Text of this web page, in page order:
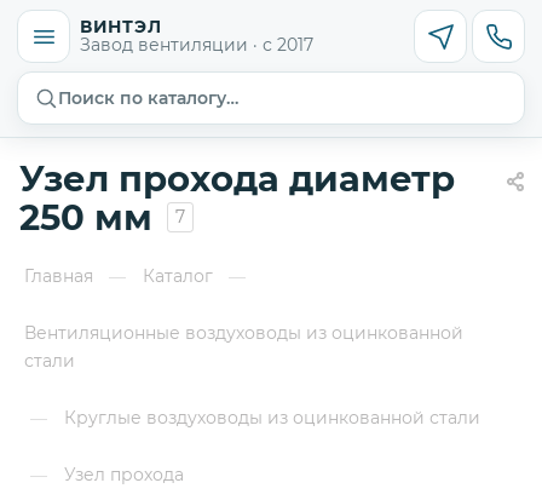
ВИНТЭЛ
Завод вентиляции · с 2017
Поиск по каталогу…
Узел прохода диаметр
250 мм
7
Главная — Каталог —
Вентиляционные воздуховоды из оцинкованной
стали
— Круглые воздуховоды из оцинкованной стали
— Узел прохода